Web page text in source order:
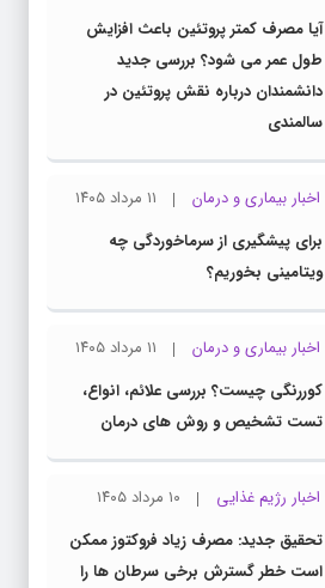
آیا مصرف کمتر پروتئین باعث افزایش
طول عمر می شود؟ بررسی جدید
دانشمندان درباره نقش پروتئین در
سالمندی
اخبار بیماری و درمان
۱۱ مرداد ۱۴۰۵
برای پیشگیری از سرماخوردگی چه
ویتامینی بخوریم؟
اخبار بیماری و درمان
۱۱ مرداد ۱۴۰۵
کوررنگی چیست؟ بررسی علائم، انواع،
تست تشخیص و روش های درمان
اخبار رژیم غذایی
۱۰ مرداد ۱۴۰۵
تحقیق جدید: مصرف زیاد فروکتوز ممکن
است خطر گسترش برخی سرطان ها را